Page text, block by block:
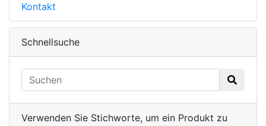
Kontakt
Schnellsuche
Verwenden Sie Stichworte, um ein Produkt zu